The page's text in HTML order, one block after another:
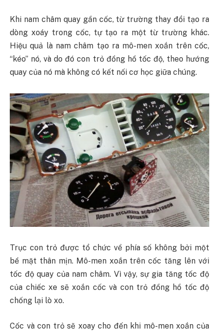
Khi nam châm quay gần cốc, từ trường thay đổi tạo ra
dòng xoáy trong cốc, tự tạo ra một từ trường khác.
Hiệu quả là nam châm tạo ra mô-men xoắn trên cốc,
“kéo” nó, và do đó con trỏ đồng hồ tốc độ, theo hướng
quay của nó mà không có kết nối cơ học giữa chúng.
Trục con trỏ được tổ chức về phía số không bởi một
bề mặt thân mịn. Mô-men xoắn trên cốc tăng lên với
tốc độ quay của nam châm. Vì vậy, sự gia tăng tốc độ
của chiếc xe sẽ xoắn cốc và con trỏ đồng hồ tốc độ
chống lại lò xo.
Cốc và con trỏ sẽ xoay cho đến khi mô-men xoắn của